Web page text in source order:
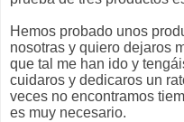
Hemos probado unos
nosotras y quiero dejaros
que tal me han ido y
cuidaros y dedicaros un
veces no encontramos
es muy necesario.